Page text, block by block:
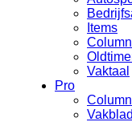
Items
Vaktaal
Pro